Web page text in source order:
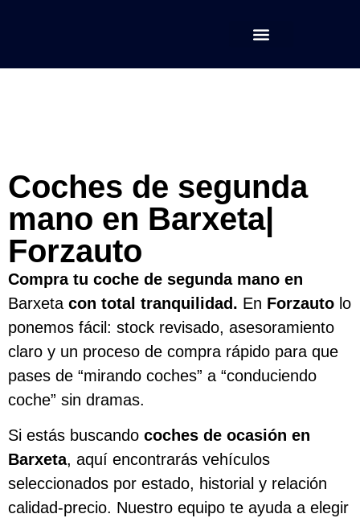
Coches de segunda
mano en Barxeta|
Forzauto
Compra tu coche de segunda mano en
Barxeta con total tranquilidad. En Forzauto lo
ponemos fácil: stock revisado, asesoramiento
claro y un proceso de compra rápido para que
pases de “mirando coches” a “conduciendo
coche” sin dramas.
Si estás buscando coches de ocasión en
Barxeta, aquí encontrarás vehículos
seleccionados por estado, historial y relación
calidad-precio. Nuestro equipo te ayuda a elegir